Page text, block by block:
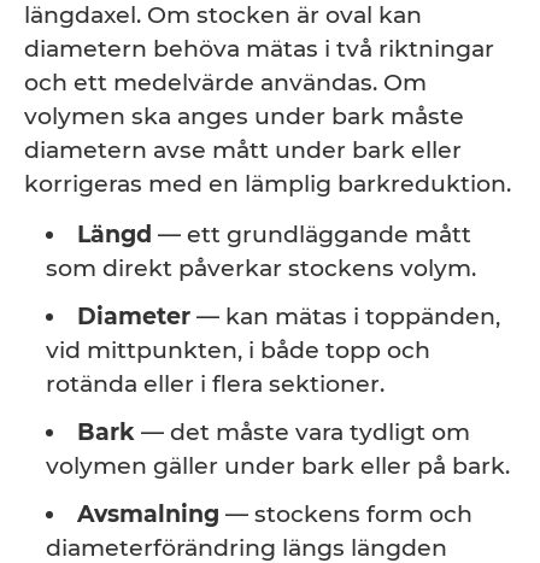
längdaxel. Om stocken är oval kan
diametern behöva mätas i två riktningar
och ett medelvärde användas. Om
volymen ska anges under bark måste
diametern avse mått under bark eller
korrigeras med en lämplig barkreduktion.
Längd — ett grundläggande mått
som direkt påverkar stockens volym.
Diameter — kan mätas i toppänden,
vid mittpunkten, i både topp och
rotända eller i flera sektioner.
Bark — det måste vara tydligt om
volymen gäller under bark eller på bark.
Avsmalning — stockens form och
diameterförändring längs längden